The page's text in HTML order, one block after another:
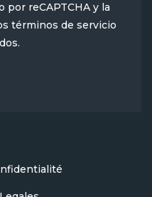
reCAPTCHA y la
términos de servicio